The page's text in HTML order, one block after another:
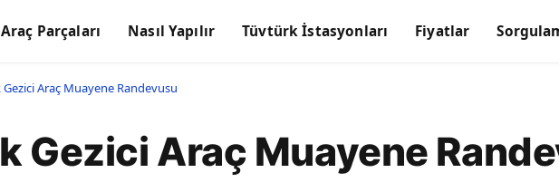
Araç Parçaları Nasıl Yapılır Tüvtürk İstasyonları Fiyatlar
Araç Muayene Randevusu
Gezici Araç Muayene